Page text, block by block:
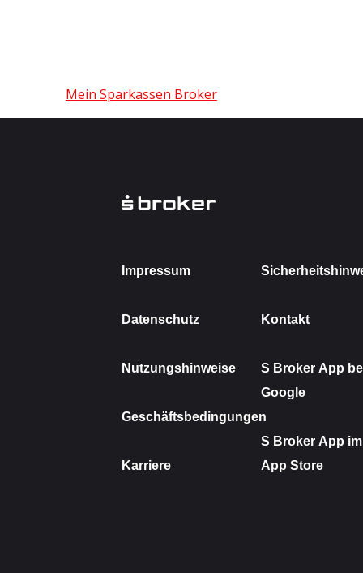
Mein Sparkassen Broker